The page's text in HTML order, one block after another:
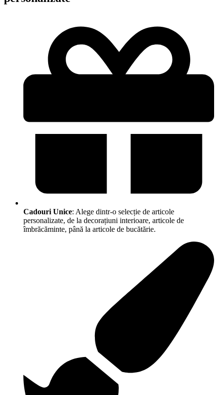
Cadouri Unice: Alege dintr-o selecție de articole
personalizate, de la decorațiuni interioare, articole de
îmbrăcăminte, până la articole de bucătărie.